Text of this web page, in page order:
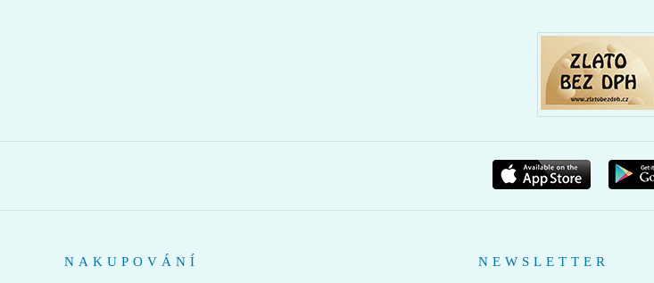
NAKUPOVÁNÍ NEWSLETTER